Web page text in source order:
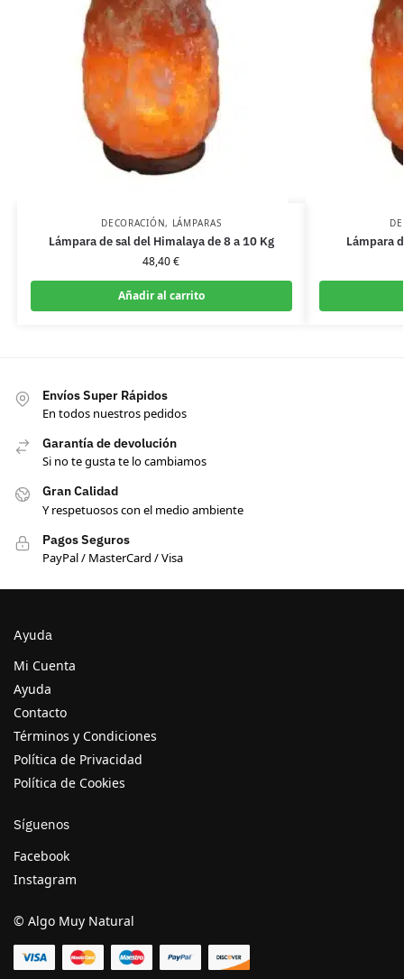
DECORACIÓN, LÁMPARAS
Lámpara de sal del Himalaya de 8 a 10 Kg
48,40€
Añadir al carrito
Lámpara
Envíos Super Rápidos
En todos nuestros pedidos
Garantía de devolución
Si no te gusta te lo cambiamos
Gran Calidad
Y respetuosos con el medio ambiente
Pagos Seguros
PayPal / MasterCard / Visa
Ayuda
Mi Cuenta
Ayuda
Contacto
Términos y Condiciones
Política de Privacidad
Política de Cookies
Síguenos
Facebook
Instagram
© Algo Muy Natural